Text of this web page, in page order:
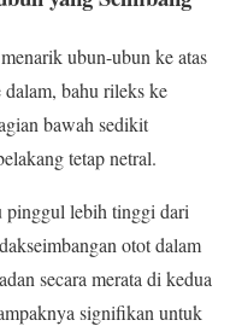
ubun-ubun ke atas
bahu rileks ke
bawah sedikit
tetap netral.
pinggul lebih tinggi dari
otot dalam
secara merata di kedua
signifikan untuk